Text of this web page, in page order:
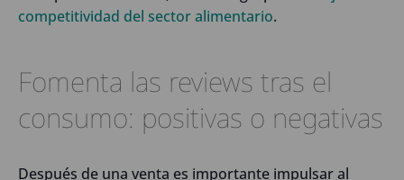
competitividad del sector alimentario.
Fomenta las reviews tras el
consumo: positivas o negativas
Después de una venta es importante impulsar al